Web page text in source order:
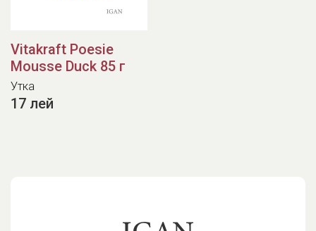
Vitakraft Poesie
Mousse Duck 85 г
Утка
17 лей